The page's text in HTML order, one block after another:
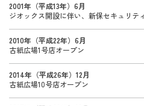
2001年（平成13年）6月
ジオックス開設に伴い、新保セキュリテ
2010年（平成22年）6月
古紙広場1号店オープン
2014年（平成26年）12月
古紙広場10号店オープン